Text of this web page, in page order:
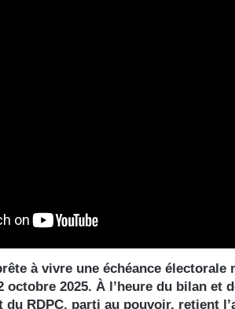
à vivre une échéance électorale
octobre 2025. À l’heure du bilan et
du RDPC, parti au pouvoir, retient